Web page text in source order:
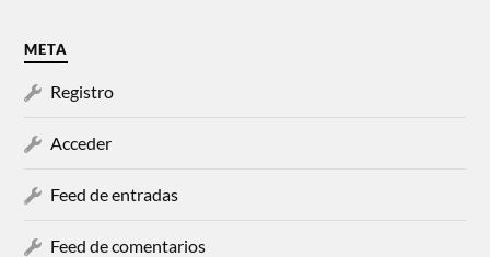
META
Registro
Acceder
Feed de entradas
Feed de comentarios